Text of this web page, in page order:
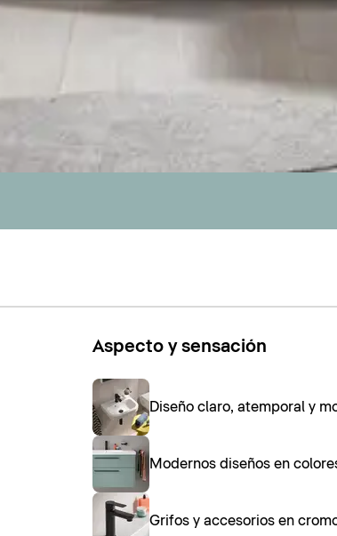
Aspecto y sensación
Diseño claro, atemporal y
Modernos diseños en
Grifos y accesorios en